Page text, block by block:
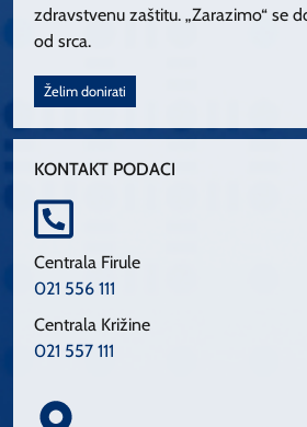
zdravstvenu zaštitu. „Zarazimo“ se
od srca.
Želim donirati
KONTAKT PODACI
Centrala Firule
021 556 111
Centrala Križine
021 557 111